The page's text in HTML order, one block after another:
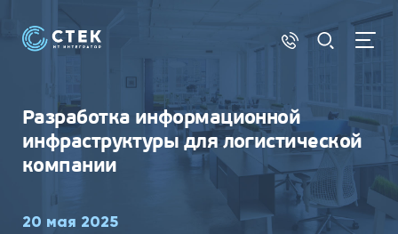
Разработка информационной
инфраструктуры для логистической
компании
20 мая 2025
АУТСОРСИНГ